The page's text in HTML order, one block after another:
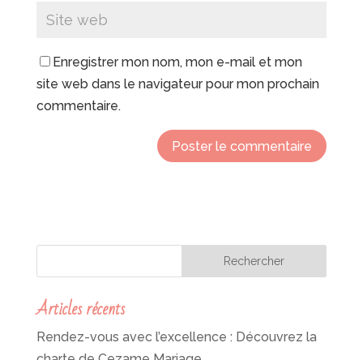
Enregistrer mon nom, mon e-mail et mon
site web dans le navigateur pour mon prochain
commentaire.
Articles récents
Rendez-vous avec l’excellence : Découvrez la